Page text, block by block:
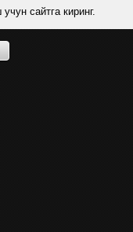
сайтга киринг.